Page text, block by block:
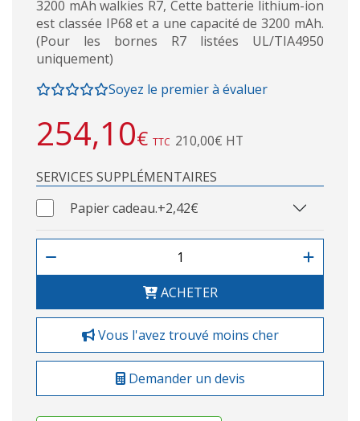
3200 mAh walkies R7, Cette batterie lithium-ion
est classée IP68 et a une capacité de 3200 mAh.
(Pour les bornes R7 listées UL/TIA4950
uniquement)
Soyez le premier à évaluer
254,10€ TTC 210,00€ HT
SERVICES SUPPLÉMENTAIRES
Papier cadeau.+2,42€
ACHETER
Vous l'avez trouvé moins cher
Demander un devis